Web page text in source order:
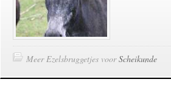
Meer Ezelsbruggetjes voorScheikunde